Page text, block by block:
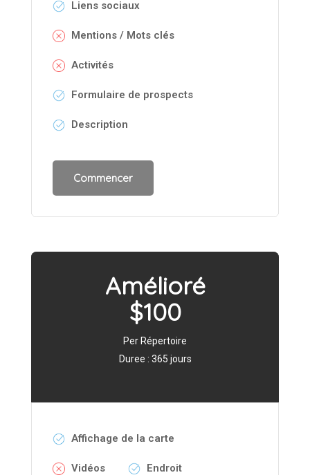
Liens sociaux
Mentions / Mots clés
Activités
Formulaire de prospects
Description
Amélioré
$100
Per Répertoire
Duree : 365 jours
Affichage de la carte
Vidéos Endroit